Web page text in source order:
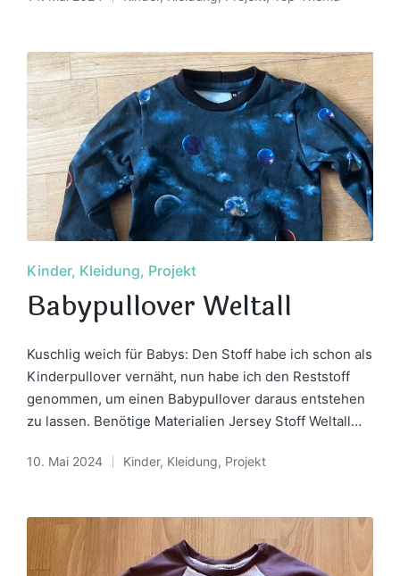
Posted
Posted
in
Kinder Kleidung Projekt
Babypullover Weltall
Kuschlig weich für Babys: Den Stoff habe ich schon als
Kinderpullover vernäht, nun habe ich den Reststoff
genommen, um einen Babypullover daraus entstehen
zu lassen. Benötige Materialien Jersey Stoff Weltall…
10. Mai 2024
Posted
Kinder, Kleidung, Projekt